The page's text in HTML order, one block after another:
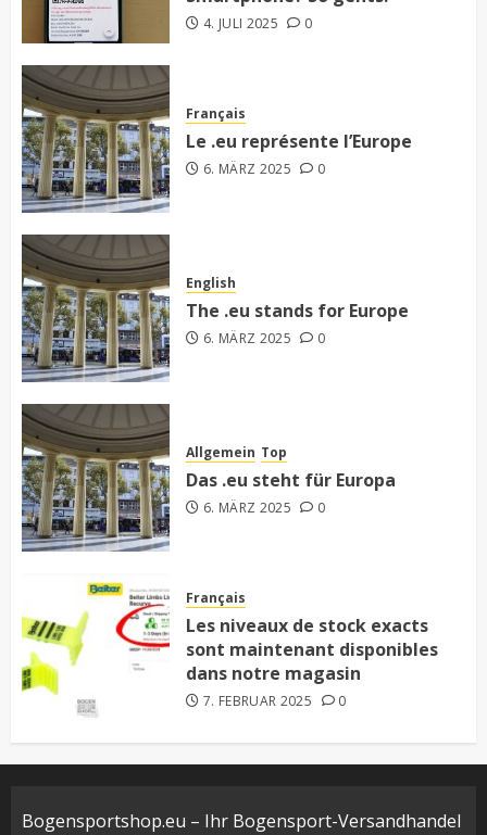
4. JULI 2025 0
Français
Le .eu représente l’Europe
6. MÄRZ 2025 0
English
The .eu stands for Europe
6. MÄRZ 2025 0
Allgemein Top
Das .eu steht für Europa
6. MÄRZ 2025 0
Français
Les niveaux de stock exacts
sont maintenant disponibles
dans notre magasin
7. FEBRUAR 2025 0
Bogensportshop.eu – Ihr Bogensport-Versandhandel